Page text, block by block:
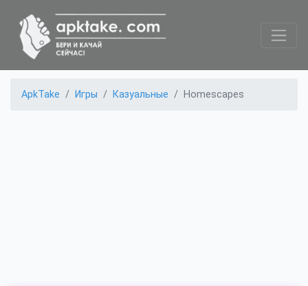
ApkTake Игры Казуальные Homescapes